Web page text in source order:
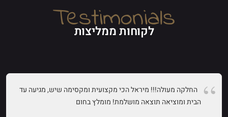
Testimonials
לקוחות ממליצות
החלקה מעולה!!! מיראל הכי מקצועית ומקסימה שיש, מגיעה עד
הבית ומוציאה תוצאה מושלמת! מומלץ בחום